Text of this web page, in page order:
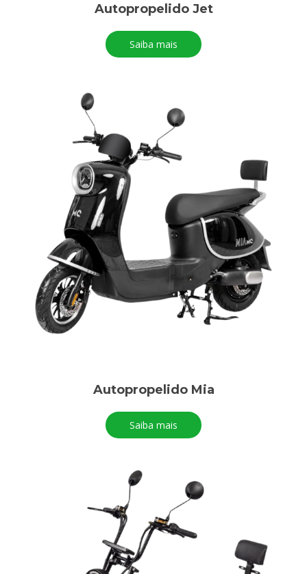
Autopropelido Jet
Saiba mais
Autopropelido Mia
Saiba mais